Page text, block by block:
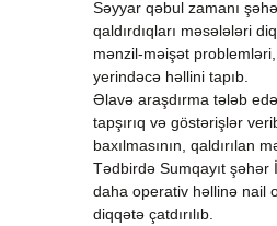
Səyyar qəbul zamanı
qaldırdıqları məsələləri
mənzil-məişət
yerindəcə həllini tapıb.
Əlavə araşdırma tələb
tapşırıq və göstərişlər
baxılmasının, qaldırılan
Tədbirdə Sumqayıt şəhər
daha operativ həllinə nail
diqqətə çatdırılıb.